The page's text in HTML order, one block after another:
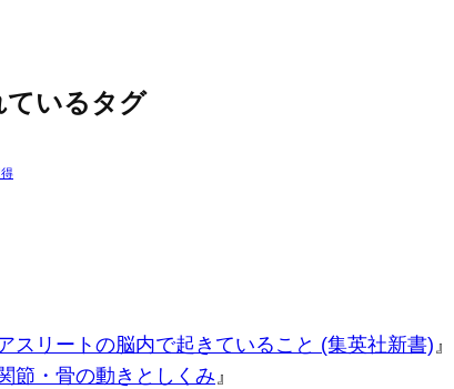
ているタグ
スリートの脳内で起きていること (集英社新書) 』
節・骨の動きとしくみ 』